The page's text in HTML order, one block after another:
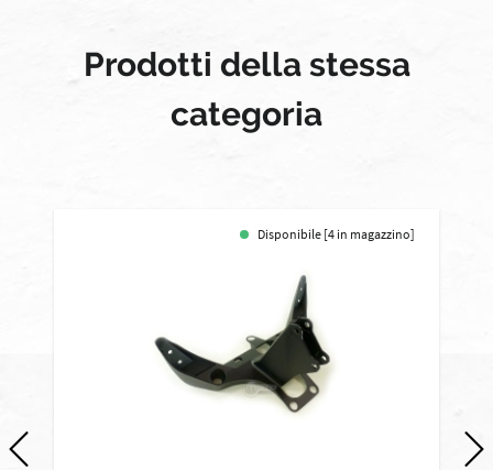
Prodotti della stessa
categoria
Disponibile [4 in magazzino]